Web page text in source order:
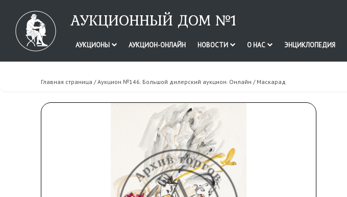
АУКЦИОННЫЙ ДОМ №1
АУКЦИОНЫ АУКЦИОН-ОНЛАЙН НОВОСТИ О НАС ЭНЦИКЛОПЕДИЯ
Главная страница /Аукцион №146. Большой дилерский аукцион. Онлайн / Маскарад